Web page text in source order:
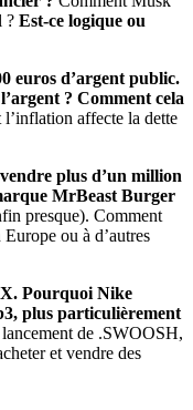
? Est-ce logique ou
euros d’argent public.
? Comment cela
l’inflation affecte la dette
plus d’un million
MrBeast Burger
presque). Comment
ou à d’autres
Pourquoi Nike
plus particulièrement
de .SWOOSH,
et vendre des